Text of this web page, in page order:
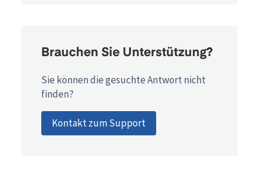
Brauchen Sie Unterstützung?
Sie können die gesuchte Antwort nicht
finden?
Kontakt zum Support